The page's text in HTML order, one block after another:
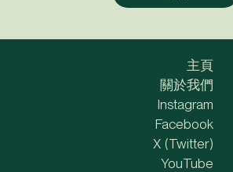
主頁
關於我們
Instagram
Facebook
X (Twitter)
YouTube